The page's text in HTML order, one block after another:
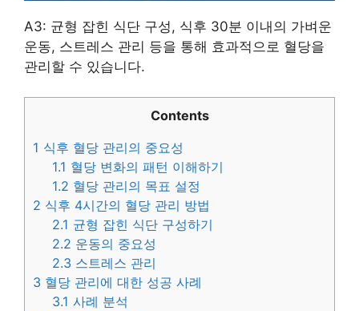
A3: 균형 잡힌 식단 구성, 식후 30분 이내의 가벼운
운동, 스트레스 관리 등을 통해 효과적으로 혈당을
관리할 수 있습니다.
Contents
1 식후 혈당 관리의 중요성
1.1 혈당 변화의 패턴 이해하기
1.2 혈당 관리의 목표 설정
2 식후 4시간의 혈당 관리 방법
2.1 균형 잡힌 식단 구성하기
2.2 운동의 중요성
2.3 스트레스 관리
3 혈당 관리에 대한 성공 사례
3.1 사례 분석